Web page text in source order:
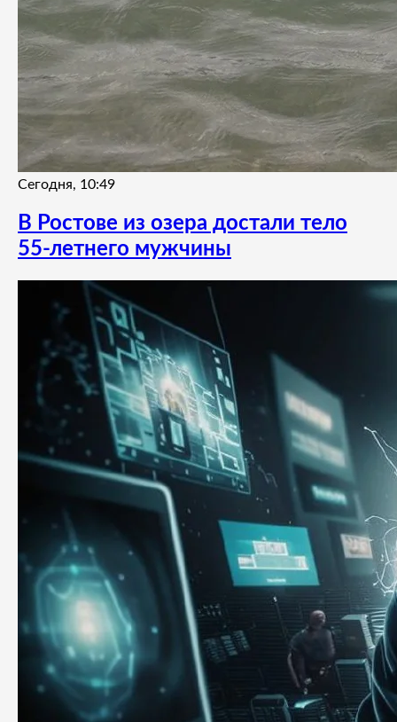
Сегодня, 10:49
В Ростове из озера достали тело
55-летнего мужчины